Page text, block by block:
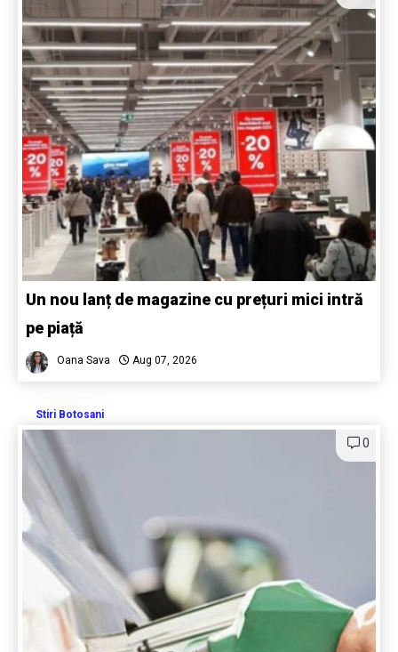
Un nou lanț de magazine cu prețuri mici intră
pe piață
Oana Sava Aug 07, 2026
Stiri Botosani
0